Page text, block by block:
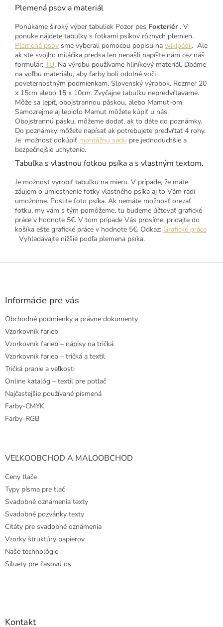
Plemená psov a materiál
Ponúkame široký výber tabuliek Pozor pes Foxteriér. V
ponuke nájdete tabuľky s fotkami psíkov rôznych plemien.
Plemená psov sme vyberali pomocou popisu na wikipédii. Ale
ak ste svojho miláčika predsa len nenašli napíšte nám cez náš
formulár: TU. Na výrobu používame hliníkový materiál. Dbáme
na voľbu materiálu, aby farby boli odolné voči
poveternostným podmienkam. Slovenský výrobok. Rozmer 20
x 15cm alebo 15 x 10cm. Zvyčajne tabuľku nepredvŕtavame.
Môže sa lepiť, obojstrannou páskou, alebo Mamut-om.
Samozrejme aj lepidlo Mamut môžete kúpiť u nás.
Obojstrannú pásku, môžeme dodať, ak to dáte do poznámky.
Do poznámky môžete napísať ak potrebujete predvŕtať 4 rohy.
Je možnosť dokúpiť montážnu sadu pre jednoduchšie a
bezpečnejšie uchytenie.
Tabuľka s vlastnou fotkou psíka a s vlastným textom.
Je možnosť vyrobiť tabuľku na mieru. V prípade, že máte
záujem o umiestnenie fotky vlastného psíka aj to Vám radi
umožníme. Pošlite foto psíka. Ak nemáte možnosť orezať
fotku, my vám s tým pomôžeme, tu budeme účtovať grafické
práce v hodnote 5€. V tom prípade Vás prosíme, pridajte do
košíka ešte grafické práce v hodnote 5€. Odkaz: Grafické práce
Vyhľadávajte nižšie podľa plemena psíka.
Z
Informácie pre vás
Obchodné podmienky a právne dokumenty
Vzorkovník farieb
Vzorkovník farieb – nápisy na tričká
Vzorkovník farieb – tričká a textil
Tričká pranie a veľkosti
Online katalóg – textil pre potlač
Najčastejšie používané písmená
Farby-CMYK
Farby-RGB
VEĽKOOBCHOD A MALOOBCHOD
Ceny tlače
Typy písma pre tlač
Svadobné oznámenia texty
Svadobné pozvánky texty
Citáty pre svadobné oznámenia
Vzorky štruktúry papierov
Naše technológie
Siluety pre časovú os
Kontakt